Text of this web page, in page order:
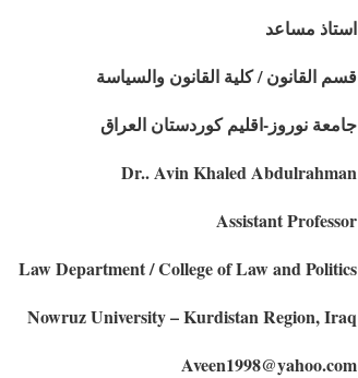
استاذ مساعد
قسم القانون / كلية القانون والسياسة
جامعة نوروز-اقليم كوردستان العراق
Dr.. Avin Khaled Abdulrahman
Assistant Professor
Law Department / College of Law and Politics
Nowruz University – Kurdistan Region, Iraq
Aveen1998@yahoo.com